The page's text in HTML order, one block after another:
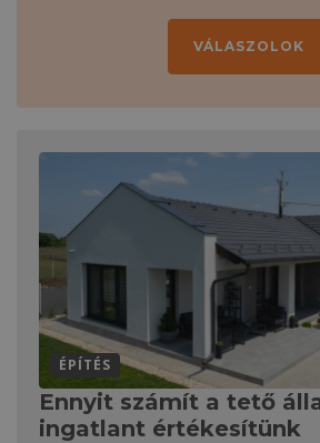
VÁLASZOLOK
ÉPÍTÉS
Ennyit számít a tető
ingatlant értékesítünk